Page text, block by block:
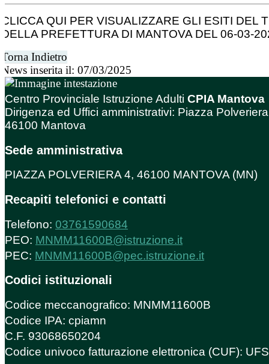
CLICCA QUI PER VISUALIZZARE GLI ESITI DEL
DELLA PREFETTURA DI MANTOVA DEL 06-03-
Torna Indietro
News inserita il: 07/03/2025
Centro Provinciale Istruzione Adulti CPIA Mantova
Dirigenza ed Uffici amministrativi: Piazza
46100 Mantova
Sede amministrativa
PIAZZA POLVERIERA 4, 46100 MANTOVA (MN)
Recapiti telefonici e contatti
Telefono: 03761590684
PEO: MNMM11600B@istruzione.it
PEC: MNMM11600B@pec.istruzione.it
Codici istituzionali
Codice meccanografico: MNMM11600B
Codice IPA: cpiamn
C.F. 93068650204
Codice univoco fatturazione elettronica (CUF):